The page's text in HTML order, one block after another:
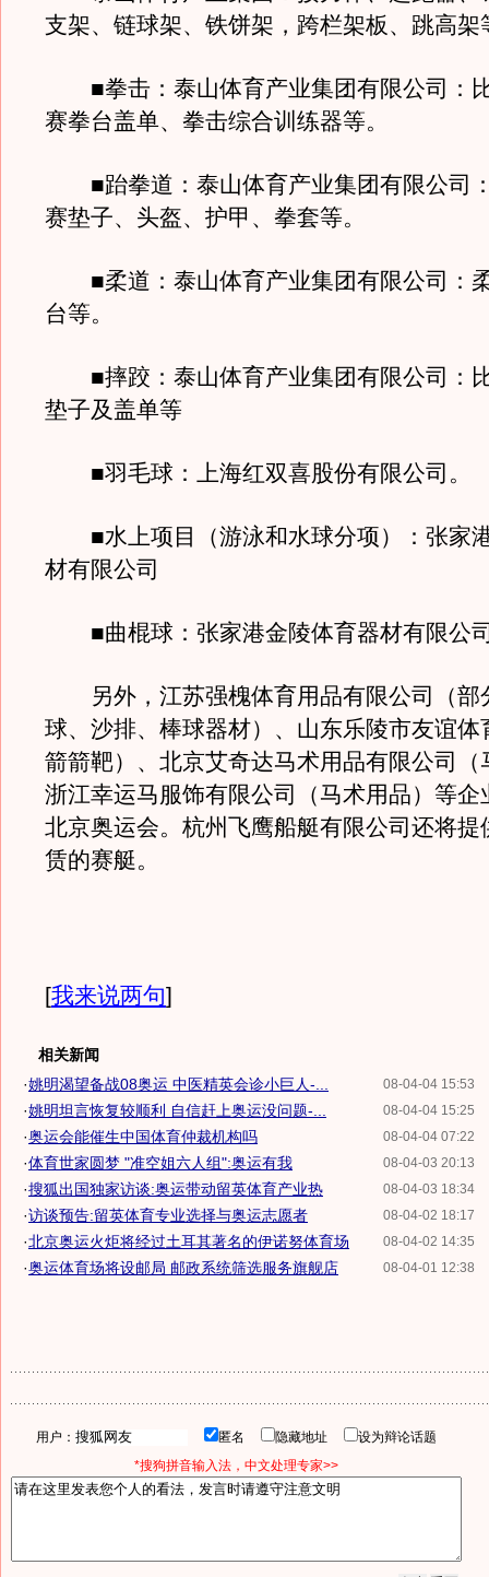
支架、链球架、铁饼架，跨栏架板、跳高架
■拳击：泰山体育产业集团有限公司：
赛拳台盖单、拳击综合训练器等。
■跆拳道：泰山体育产业集团有限公司
赛垫子、头盔、护甲、拳套等。
■柔道：泰山体育产业集团有限公司：
台等。
■摔跤：泰山体育产业集团有限公司：
垫子及盖单等
■羽毛球：上海红双喜股份有限公司。
■水上项目（游泳和水球分项）：张家
材有限公司
■曲棍球：张家港金陵体育器材有限公
另外，江苏强槐体育用品有限公司（部
球、沙排、棒球器材）、山东乐陵市友谊体
箭箭靶）、北京艾奇达马术用品有限公司（
浙江幸运马服饰有限公司（马术用品）等企
北京奥运会。杭州飞鹰船艇有限公司还将提
赁的赛艇。
[我来说两句]
相关新闻
08-04-04 15:53
·姚明渴望备战08奥运 中医精英会诊小巨人-...
08-04-04 15:25
·姚明坦言恢复较顺利 自信赶上奥运没问题-...
08-04-04 07:22
·奥运会能催生中国体育仲裁机构吗
08-04-03 20:13
·体育世家圆梦 "准空姐六人组":奥运有我
08-04-03 18:34
·搜狐出国独家访谈:奥运带动留英体育产业热
08-04-02 18:17
·访谈预告:留英体育专业选择与奥运志愿者
08-04-02 14:35
·北京奥运火炬将经过土耳其著名的伊诺努体育场
08-04-01 12:38
·奥运体育场将设邮局 邮政系统筛选服务旗舰店
用户： 匿名 隐藏地址
设为辩论话题
*搜狗拼音输入法，中文处理专家>>